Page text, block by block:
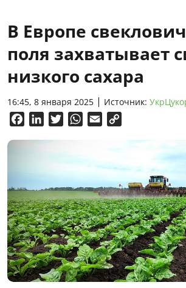
В Европе
поля захватывает
низкого сахара
16:45, 8 января 2025 Источник:
FacebookLinkedInTwitterWhatsApp
Email